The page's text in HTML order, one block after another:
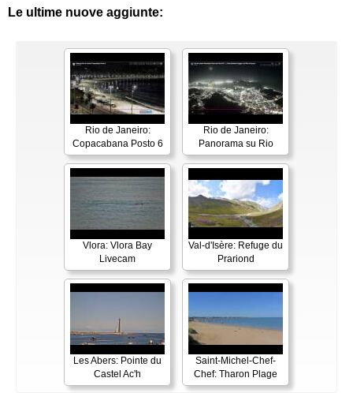
Le ultime nuove aggiunte:
Rio de Janeiro:
Copacabana Posto 6
Rio de Janeiro:
Panorama su Rio
Vlora: Vlora Bay
Livecam
Val-d'Isère: Refuge du
Prariond
Les Abers: Pointe du
Castel Ac'h
Saint-Michel-Chef-
Chef: Tharon Plage